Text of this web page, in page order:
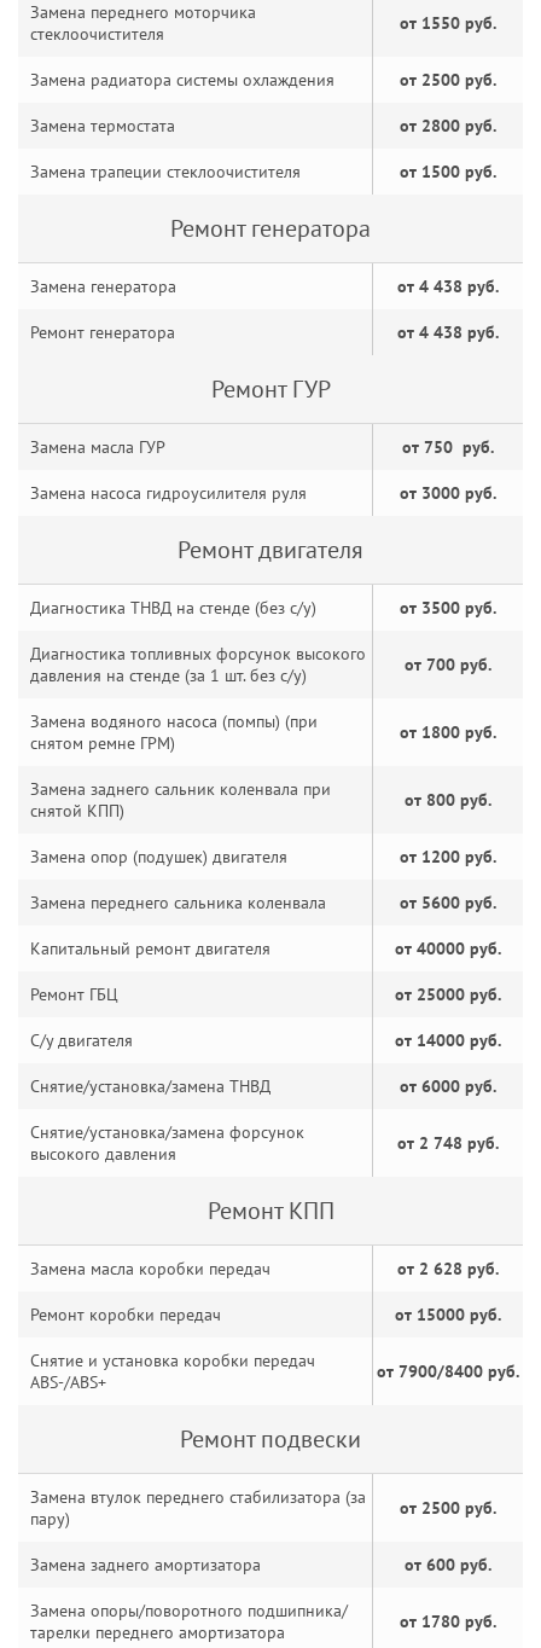
Замена переднего моторчика
стеклоочистителя
от 1550 руб.
Замена радиатора системы охлаждения от 2500 руб.
Замена термостата от 2800 руб.
Замена трапеции стеклоочистителя от 1500 руб.
Ремонт генератора
Замена генератора от 4 438 руб.
Ремонт генератора от 4 438 руб.
Ремонт ГУР
Замена масла ГУР от 750 руб.
Замена насоса гидроусилителя руля от 3000 руб.
Ремонт двигателя
Диагностика ТНВД на стенде (без с/у) от 3500 руб.
Диагностика топливных форсунок высокого
давления на стенде (за 1 шт. без с/у)
от 700 руб.
Замена водяного насоса (помпы) (при
снятом ремне ГРМ)
от 1800 руб.
Замена заднего сальник коленвала при
снятой КПП)
от 800 руб.
Замена опор (подушек) двигателя от 1200 руб.
Замена переднего сальника коленвала от 5600 руб.
Капитальный ремонт двигателя от 40000 руб.
Ремонт ГБЦ от 25000 руб.
С/у двигателя от 14000 руб.
Снятие/установка/замена ТНВД от 6000 руб.
Снятие/установка/замена форсунок
высокого давления
от 2 748 руб.
Ремонт КПП
Замена масла коробки передач от 2 628 руб.
Ремонт коробки передач от 15000 руб.
Снятие и установка коробки передач
ABS-/ABS+
от 7900/8400 руб.
Ремонт подвески
Замена втулок переднего стабилизатора (за
пару)
от 2500 руб.
Замена заднего амортизатора от 600 руб.
Замена опоры/поворотного подшипника/
тарелки переднего амортизатора
от 1780 руб.